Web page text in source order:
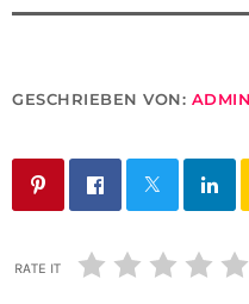
GESCHRIEBEN VON: ADMIN
RATE IT